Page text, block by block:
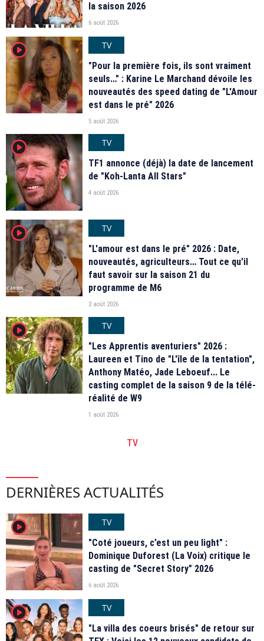
la saison 2026
6 août 2026
player2
TV
"Pour la première fois, ils sont vraiment
seuls…" : Karine Le Marchand dévoile les
nouveautés des speed dating de "L'Amour
est dans le pré" 2026
5 août 2026
player2
TV
TF1 annonce (déjà) la date de lancement
de "Koh-Lanta All Stars"
4 août 2026
player2
TV
"L'amour est dans le pré" 2026 : Date,
nouveautés, agriculteurs… Tout ce qu'il
faut savoir sur la saison 21 du
programme de M6
2 août 2026
player2
TV
"Les Apprentis aventuriers" 2026 :
Laureen et Tino de "L'île de la tentation",
Anthony Matéo, Jade Leboeuf... Le
casting complet de la saison 9 de la télé-
réalité de W9
1 août 2026
TV
DERNIÈRES ACTUALITÉS
player2
TV
"Coté joueurs, c’est un peu light" :
Dominique Duforest (La Voix) critique le
casting de "Secret Story" 2026
6 août 2026
player2
TV
"La villa des coeurs brisés" de retour sur